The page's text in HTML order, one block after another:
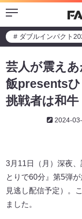
Menu
# ダブルインパクト
芸人が震え
飯presents
挑戦者は和
2024-
3月11日（月）深夜
とりで60分』第5弾
見逃し配信予定）。
ました。